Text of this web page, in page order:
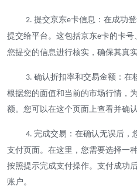
2. 提交京东e卡信息：在成功
提交给平台。这包括京东e卡的卡号
您提交的信息进行核实，确保其真
3. 确认折扣率和交易金额：在
根据您的面值和当前的市场行情，
额。您可以在这个页面上查看并确认
4. 完成交易：在确认无误后，
支付页面。在这里，您需要选择一
按照提示完成支付操作。支付成功
账户。